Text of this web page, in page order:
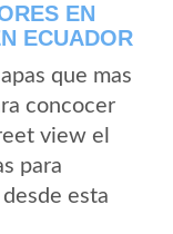
EN
ECUADOR
que mas
concocer
view el
para
esta